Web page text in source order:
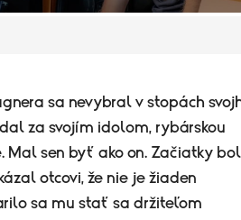
sa nevybral v stopách
za svojím idolom, rybárskou
Mal sen byť ako on. Začiatky
otcovi, že nie je žiaden
sa mu stať sa držiteľom